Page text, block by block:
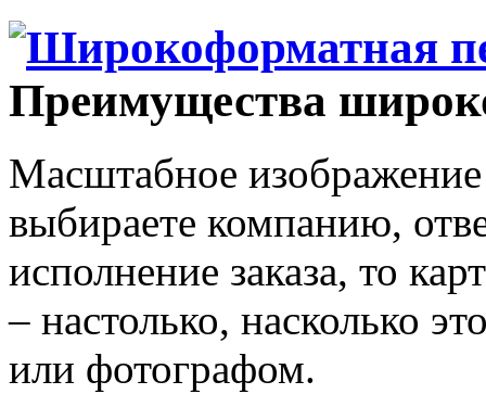
Преимущества
Масштабное
выбираете компанию,
исполнение заказа, то
– настолько, насколько
или фотографом.